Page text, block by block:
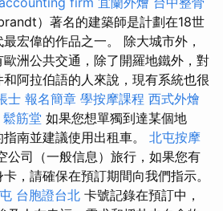
）著名的建築師是計劃在18世
宏偉的作品之一。 除大城市外，
洲公共交通，除了開羅地鐵外，對
阿拉伯語的人來說，現有系統也很
士 報名簡章 學按摩課程 西式外燴
鬆筋堂 如果您想單獨到達某個地
南並建議使用出租車。 北屯按摩
公司（一般信息）旅行，如果您有
，請確保在預訂期間向我們指示。
台胞證台北 卡號記錄在預訂中，